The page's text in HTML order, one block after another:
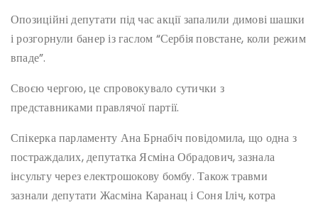
Опозиційні депутати під час акції запалили димові шашки
і розгорнули банер із гаслом “Сербія повстане, коли режим
впаде”.
Своєю чергою, це спровокувало сутички з
представниками правлячої партії.
Спікерка парламенту Ана Брнабіч повідомила, що одна з
постраждалих, депутатка Ясміна Обрадович, зазнала
інсульту через електрошокову бомбу. Також травми
зазнали депутати Жасміна Каранац і Соня Іліч, котра